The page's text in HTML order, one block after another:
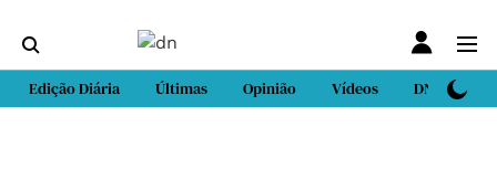
Edição Diária Últimas Opinião Vídeos DN Sport